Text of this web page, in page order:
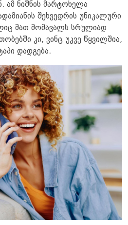
ამ ნიშნის მარტოხელა
შეხვედრის უნიკალური
მათ მომავალს სრულიად
კი, ვინც უკვე წყვილშია,
დადგება.